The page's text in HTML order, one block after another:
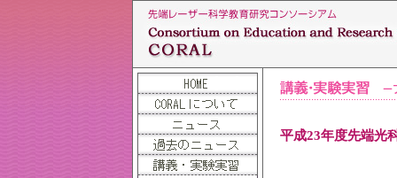
平成23年度先端光